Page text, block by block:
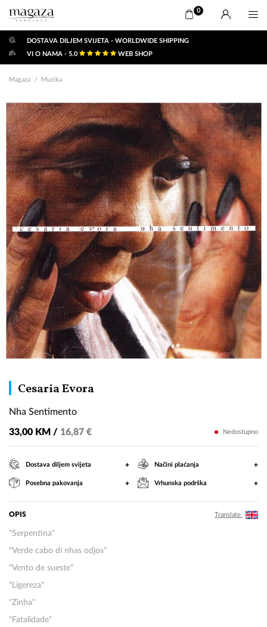
0
DOSTAVA DILJEM SVIJETA - WORLDWIDE SHIPPING
VI O NAMA - 5.0
WEB SHOP
Magaza Muzika
Cesaria EvoraNha
Nha Sentimento
33,00 KM / 16,87 € Nedostupno
Dostava diljem svijeta + Načini plaćanja +
Posebna pakovanja + Vrhunska podrška +
OPIS Translate
"Serpentina"
"Verde cabo di nhas odjos"
"Vento de sueste"
"Ligereza"
"Zinha"
"Fatalidade"